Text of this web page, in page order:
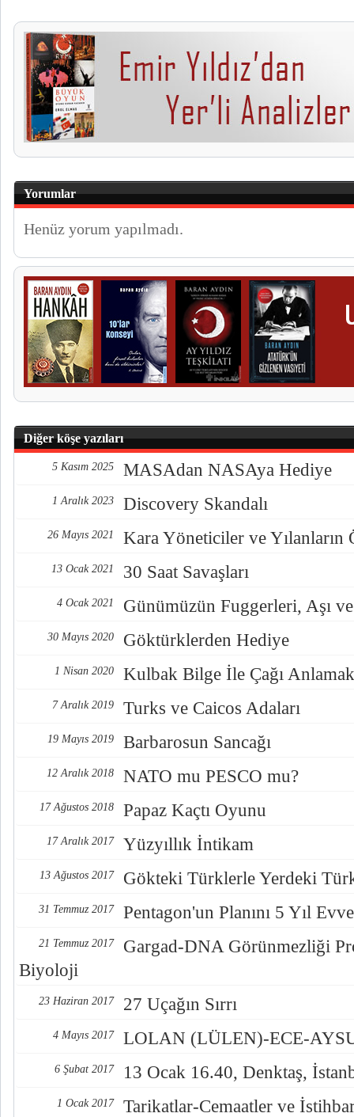
Yorumlar
Henüz yorum yapılmadı.
Diğer köşe yazıları
5 Kasım 2025 MASAdan NASAya Hediye
1 Aralık 2023 Discovery Skandalı
26 Mayıs 2021 Kara Yöneticiler ve Yılanların
13 Ocak 2021 30 Saat Savaşları
4 Ocak 2021 Günümüzün Fuggerleri, Aşı
30 Mayıs 2020 Göktürklerden Hediye
1 Nisan 2020 Kulbak Bilge İle Çağı Anlamak
7 Aralık 2019 Turks ve Caicos Adaları
19 Mayıs 2019 Barbarosun Sancağı
12 Aralık 2018 NATO mu PESCO mu?
17 Ağustos 2018 Papaz Kaçtı Oyunu
17 Aralık 2017 Yüzyıllık İntikam
13 Ağustos 2017 Gökteki Türklerle Yerdeki
31 Temmuz 2017 Pentagon'un Planını 5 Yıl
21 Temmuz 2017
Gargad-DNA Görünmezliği
Biyoloji
23 Haziran 2017 27 Uçağın Sırrı
4 Mayıs 2017 LOLAN (LÜLEN)-ECE-
6 Şubat 2017 13 Ocak 16.40, Denktaş,
1 Ocak 2017 Tarikatlar-Cemaatler ve